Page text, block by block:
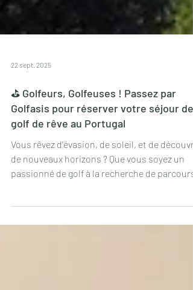
⛳️ Golfeurs, Golfeuses ! Passez par
Golfasis pour réserver votre séjour de
golf de rêve au Portugal
Vous rêvez d'évasion, de soleil, et de
de nouveaux horizons ? Que vous soyez un
d'exception ou un voyageur en quête de
nouvelles aventures au Portugal, votre